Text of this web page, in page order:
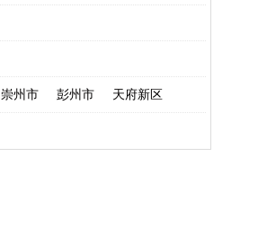
崇州市 彭州市 天府新区